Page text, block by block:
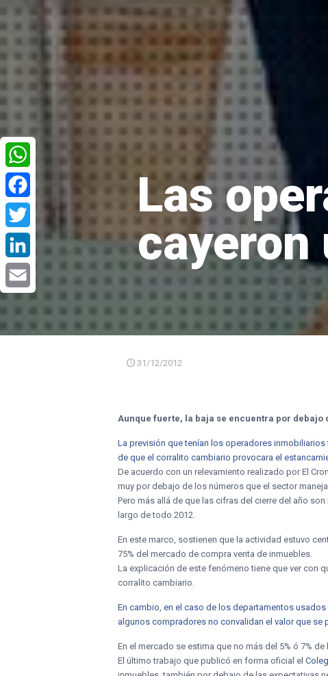
Las
cayeron
31/12/2012
Aunque fuerte, la baja se encuentra por
La previsión que tenían los operadores
de que el corralito cambiario provocara el
De acuerdo con un relevamiento realizado por El
muy por debajo de los números que el sector
Pero más allá de que las cifras del cierre del año
largo de todo 2012.
En este marco, sostienen que la actividad estuvo
75% del mercado de compra venta de inmuebles.
La explicación de este fenómeno tiene que ver con
corralito cambiario.
En cambio, en el caso de los departamentos
algunos compradores no convalidan el valor que
En el mercado se estima que no más del 5% ó 7%
El último trabajo que publicó en forma oficial el
WhatsApp
Facebook
Twitter
LinkedIn
Email